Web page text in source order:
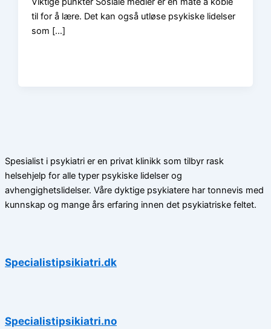
til for å lære. Det kan også utløse psykiske lidelser
som […]
Spesialist i psykiatri er en privat klinikk som tilbyr rask
helsehjelp for alle typer psykiske lidelser og
avhengighetslidelser. Våre dyktige psykiatere har tonnevis med
kunnskap og mange års erfaring innen det psykiatriske feltet.
Specialistipsikiatri.dk
Specialistipsikiatri.no